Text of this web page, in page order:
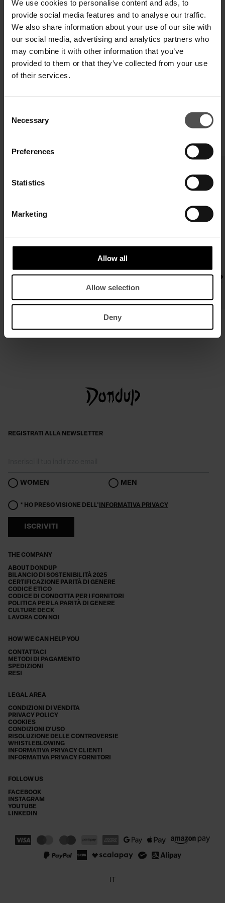
We use cookies to personalise content and ads, to
provide social media features and to analyse our traffic.
We also share information about your use of our site with
our social media, advertising and analytics partners who
may combine it with other information that you’ve
provided to them or that they’ve collected from your use
of their services.
Selection
Necessary
Preferences
Statistics
Marketing
Allow all
Allow selection
Deny
SPECIFICHE TECNICHE
DIGITAL PRODUCT PASSPORT
Polo regular in costa inglese rigata
€ 169,00
€ 260,00
€ 75,00
€ 115,00
THE COMPANY
ABOUT DONDUP
BILANCIO DI SOSTENIBILITÀ 2025
CERTIFICAZIONE PARITÀ DI GENERE
CODICE ETICO
CODICE DI CONDOTTA PER I FORNITORI
POLITICA PER LA PARITÀ DI GENERE
CULTURE DECK
LAVORA CON NOI
HOW WE CAN HELP YOU
CONTATTACI
METODI DI PAGAMENTO
SPEDIZIONI
RESI
LEGAL AREA
CONDIZIONI DI VENDITA
PRIVACY POLICY
COOKIES
CONDIZIONI D'USO
RISOLUZIONE DELLE CONTROVERSIE
WHISTLEBLOWING
INFORMATIVA PRIVACY CLIENTI
INFORMATIVA PRIVACY FORNITORI
FOLLOW US
FACEBOOK
INSTAGRAM
YOUTUBE
LINKEDIN
REGISTRATI ALLA NEWSLETTER
WOMEN MEN
* HO PRESO VISIONE DELL' INFORMATIVA PRIVACY
ISCRIVITI
IT